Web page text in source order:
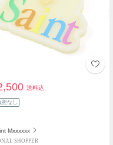
送料込
担なし
Mxxxxxx
SHOPPER